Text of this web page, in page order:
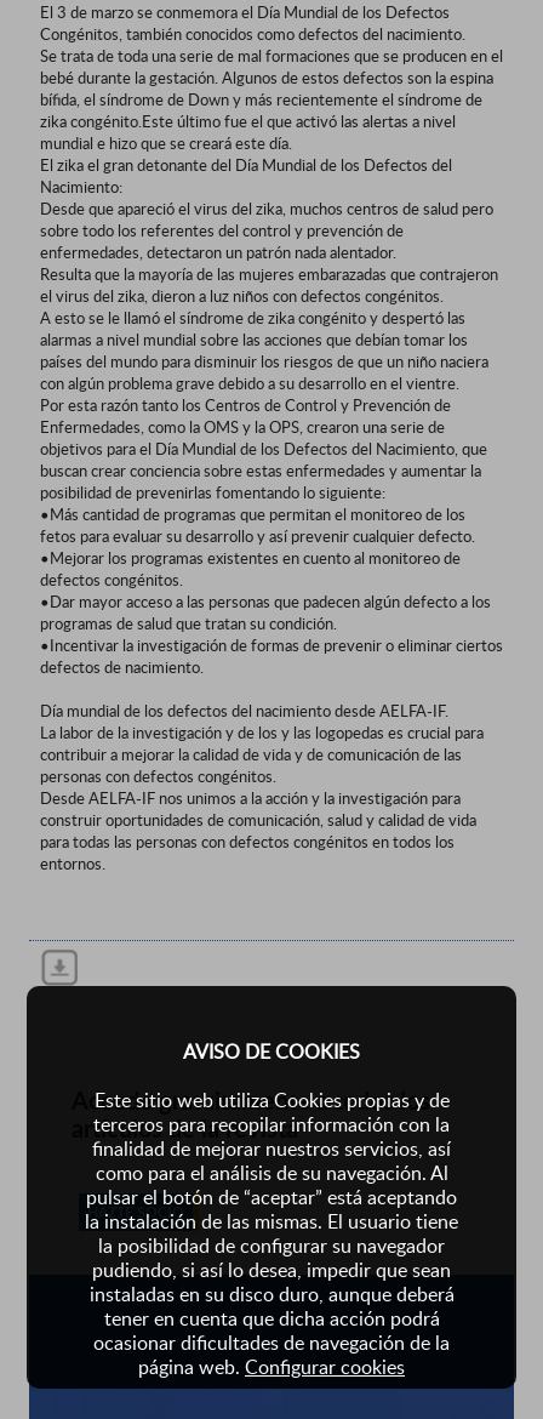
AVISO DE COOKIES
Este sitio web utiliza Cookies propias y de
terceros para recopilar información con la
finalidad de mejorar nuestros servicios, así
como para el análisis de su navegación. Al
pulsar el botón de “aceptar” está aceptando
la instalación de las mismas. El usuario tiene
la posibilidad de configurar su navegador
pudiendo, si así lo desea, impedir que sean
instaladas en su disco duro, aunque deberá
tener en cuenta que dicha acción podrá
ocasionar dificultades de navegación de la
página web. Configurar cookies
El 3 de marzo se conmemora el Día Mundial de los Defectos
Congénitos, también conocidos como defectos del nacimiento.
Se trata de toda una serie de mal formaciones que se producen en el
bebé durante la gestación. Algunos de estos defectos son la espina
bífida, el síndrome de Down y más recientemente el síndrome de
zika congénito.Este último fue el que activó las alertas a nivel
mundial e hizo que se creará este día.
El zika el gran detonante del Día Mundial de los Defectos del
Nacimiento:
Desde que apareció el virus del zika, muchos centros de salud pero
sobre todo los referentes del control y prevención de
enfermedades, detectaron un patrón nada alentador.
Resulta que la mayoría de las mujeres embarazadas que contrajeron
el virus del zika, dieron a luz niños con defectos congénitos.
A esto se le llamó el síndrome de zika congénito y despertó las
alarmas a nivel mundial sobre las acciones que debían tomar los
países del mundo para disminuir los riesgos de que un niño naciera
con algún problema grave debido a su desarrollo en el vientre.
Por esta razón tanto los Centros de Control y Prevención de
Enfermedades, como la OMS y la OPS, crearon una serie de
objetivos para el Día Mundial de los Defectos del Nacimiento, que
buscan crear conciencia sobre estas enfermedades y aumentar la
posibilidad de prevenirlas fomentando lo siguiente:
•Más cantidad de programas que permitan el monitoreo de los
fetos para evaluar su desarrollo y así prevenir cualquier defecto.
•Mejorar los programas existentes en cuento al monitoreo de
defectos congénitos.
•Dar mayor acceso a las personas que padecen algún defecto a los
programas de salud que tratan su condición.
•Incentivar la investigación de formas de prevenir o eliminar ciertos
defectos de nacimiento.
Día mundial de los defectos del nacimiento desde AELFA-IF.
La labor de la investigación y de los y las logopedas es crucial para
contribuir a mejorar la calidad de vida y de comunicación de las
personas con defectos congénitos.
Desde AELFA-IF nos unimos a la acción y la investigación para
construir oportunidades de comunicación, salud y calidad de vida
para todas las personas con defectos congénitos en todos los
entornos.
Accede gratuitamente a todos los
artículos de la revista
HAZTE SOCIO